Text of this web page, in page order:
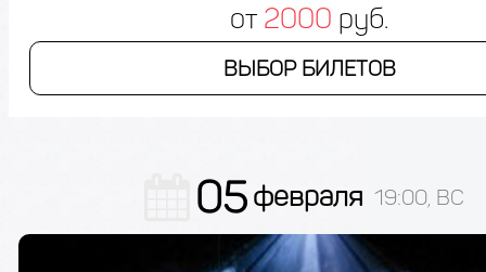
от 2000 руб.
ВЫБОР БИЛЕТОВ
05 февраля 19:00, ВС